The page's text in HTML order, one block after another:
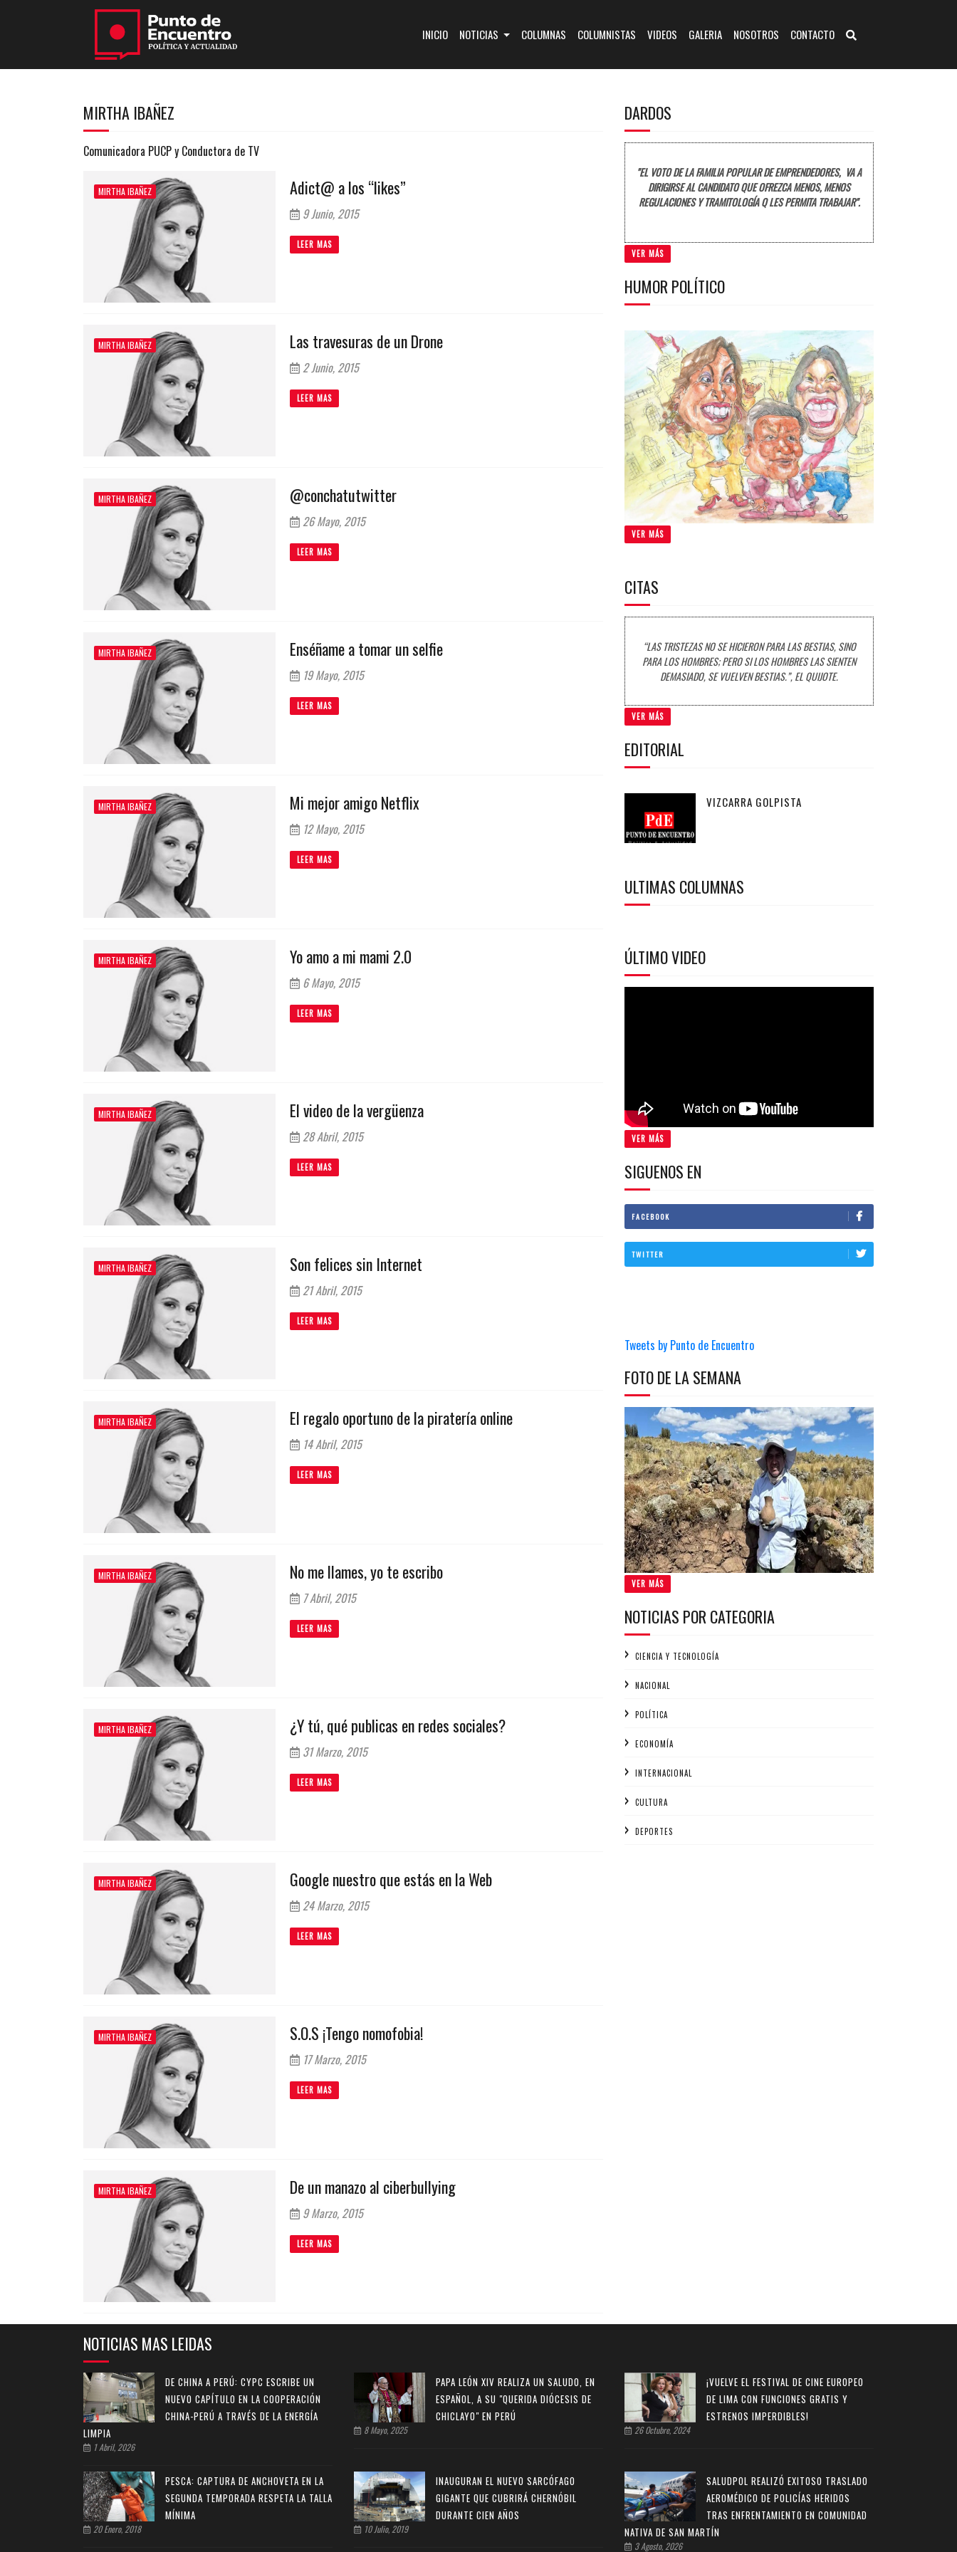
INICIO(CURRENT)
NOTICIAS COLUMNAS COLUMNISTAS VIDEOS GALERIA NOSOTROS CONTACTO
MIRTHA IBAÑEZ
Comunicadora PUCP y Conductora de TV
MIRTHA IBAÑEZ Adict@ a los “likes”
9 Junio, 2015
LEER MAS
MIRTHA IBAÑEZ Las travesuras de un Drone
2 Junio, 2015
LEER MAS
MIRTHA IBAÑEZ @conchatutwitter
26 Mayo, 2015
LEER MAS
MIRTHA IBAÑEZ Enséñame a tomar un selfie
19 Mayo, 2015
LEER MAS
MIRTHA IBAÑEZ Mi mejor amigo Netflix
12 Mayo, 2015
LEER MAS
MIRTHA IBAÑEZ Yo amo a mi mami 2.0
6 Mayo, 2015
LEER MAS
MIRTHA IBAÑEZ El video de la vergüenza
28 Abril, 2015
LEER MAS
MIRTHA IBAÑEZ Son felices sin Internet
21 Abril, 2015
LEER MAS
MIRTHA IBAÑEZ El regalo oportuno de la piratería online
14 Abril, 2015
LEER MAS
MIRTHA IBAÑEZ No me llames, yo te escribo
7 Abril, 2015
LEER MAS
MIRTHA IBAÑEZ ¿Y tú, qué publicas en redes sociales?
31 Marzo, 2015
LEER MAS
MIRTHA IBAÑEZ Google nuestro que estás en la Web
24 Marzo, 2015
LEER MAS
MIRTHA IBAÑEZ S.O.S ¡Tengo nomofobia!
17 Marzo, 2015
LEER MAS
MIRTHA IBAÑEZ De un manazo al ciberbullying
9 Marzo, 2015
LEER MAS
DARDOS
"EL VOTO DE LA FAMILIA POPULAR DE EMPRENDEDORES, VA A
DIRIGIRSE AL CANDIDATO QUE OFREZCA MENOS, MENOS
REGULACIONES Y TRAMITOLOGÍA Q LES PERMITA TRABAJAR".
VER MÁS
HUMOR POLÍTICO
VER MÁS
CITAS
“LAS TRISTEZAS NO SE HICIERON PARA LAS BESTIAS, SINO
PARA LOS HOMBRES; PERO SI LOS HOMBRES LAS SIENTEN
DEMASIADO, SE VUELVEN BESTIAS.”, EL QUIJOTE.
VER MÁS
EDITORIAL
VIZCARRA GOLPISTA
ULTIMAS COLUMNAS
ÚLTIMO VIDEO
VER MÁS
SIGUENOS EN
FACEBOOK
TWITTER
Tweets by Punto de Encuentro
FOTO DE LA SEMANA
VER MÁS
NOTICIAS POR CATEGORIA
CIENCIA Y TECNOLOGÍA
NACIONAL
POLÍTICA
ECONOMÍA
INTERNACIONAL
CULTURA
DEPORTES
NOTICIAS MAS LEIDAS
DE CHINA A PERÚ: CYPC ESCRIBE UN
NUEVO CAPÍTULO EN LA COOPERACIÓN
CHINA-PERÚ A TRAVÉS DE LA ENERGÍA
LIMPIA
1 Abril, 2026
PAPA LEÓN XIV REALIZA UN SALUDO, EN
ESPAÑOL, A SU "QUERIDA DIÓCESIS DE
CHICLAYO" EN PERÚ
8 Mayo, 2025
¡VUELVE EL FESTIVAL DE CINE EUROPEO
DE LIMA CON FUNCIONES GRATIS Y
ESTRENOS IMPERDIBLES!
26 Octubre, 2024
PESCA: CAPTURA DE ANCHOVETA EN LA
SEGUNDA TEMPORADA RESPETA LA TALLA
MÍNIMA
20 Enero, 2018
INAUGURAN EL NUEVO SARCÓFAGO
GIGANTE QUE CUBRIRÁ CHERNÓBIL
DURANTE CIEN AÑOS
10 Julio, 2019
SALUDPOL REALIZÓ EXITOSO TRASLADO
AEROMÉDICO DE POLICÍAS HERIDOS
TRAS ENFRENTAMIENTO EN COMUNIDAD
NATIVA DE SAN MARTÍN
3 Agosto, 2026